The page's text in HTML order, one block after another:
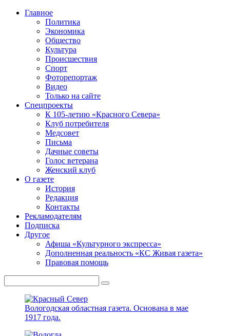
Главное
Политика
Экономика
Общество
Культура
Происшествия
Спорт
Фоторепортаж
Видео
Только на сайте
Спецпроекты
К 105-летию «Красного Севера»
Клуб потребителя
Медсовет
Письма
Дачные советы
Голос ветерана
Женский клуб
О газете
История
Редакция
Контакты
Рекламодателям
Подписка
Другое
Афиша «Культурного экспресса»
Дополненная реальность «КС Живая газета»
Правовая помощь
Вологодская областная газета. Основана в мае
1917 года.